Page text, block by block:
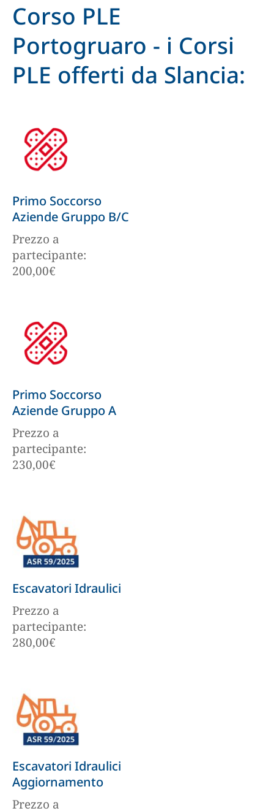
Corso PLE
Portogruaro - i Corsi
PLE offerti da Slancia:
Primo Soccorso
Aziende Gruppo B/C
Prezzo a
partecipante:
200,00€
Primo Soccorso
Aziende Gruppo A
Prezzo a
partecipante:
230,00€
Escavatori Idraulici
Prezzo a
partecipante:
280,00€
Escavatori Idraulici
Aggiornamento
Prezzo a